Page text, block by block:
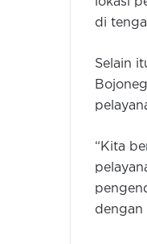
di
Selain
“Kita
dengan